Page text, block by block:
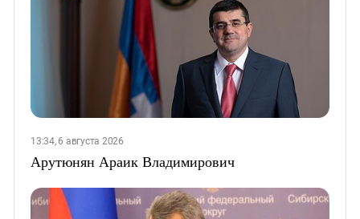
13:34, 6 августа 2026
Арутюнян Араик Владимирович